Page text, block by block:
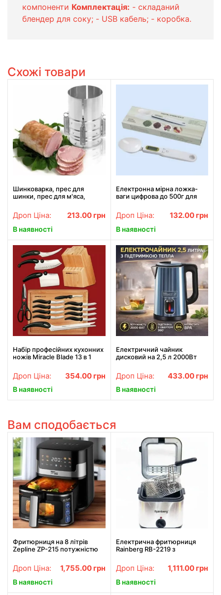
компоненти Комплектація: - складаний
блендер для соку; - USB кабель; - коробка.
Схожі товари
Шинковарка, прес для
шинки, прес для м'яса,
Series Multipro шинковарка
Дроп Ціна: 213.00 грн
В наявності
Електронна мірна ложка-
ваги цифрова до 500г для
Дроп Ціна: 132.00 грн
В наявності
Набір професійних кухонних
ножів Miracle Blade 13 в 1
Дроп Ціна: 354.00 грн
В наявності
Електричний чайник
дисковий на 2,5 л 2000Вт
підтримкою теплового
режиму
Дроп Ціна: 433.00 грн
В наявності
Вам сподобається
Фритюрниця на 8 літрів
Zepline ZP-215 потужністю
Дроп Ціна: 1,755.00 грн
В наявності
Електрична фритюрниця
Rainberg RB-2219 з
кришкою для фрі 2.5л
3200Вт
Дроп Ціна: 1,111.00 грн
В наявності